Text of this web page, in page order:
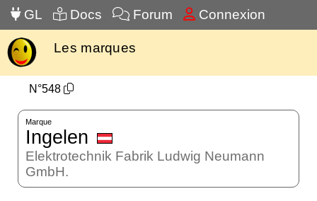
GL Docs Forum Connexion
Les marques
N°548
Marque
Ingelen
Elektrotechnik Fabrik Ludwig Neumann
GmbH.